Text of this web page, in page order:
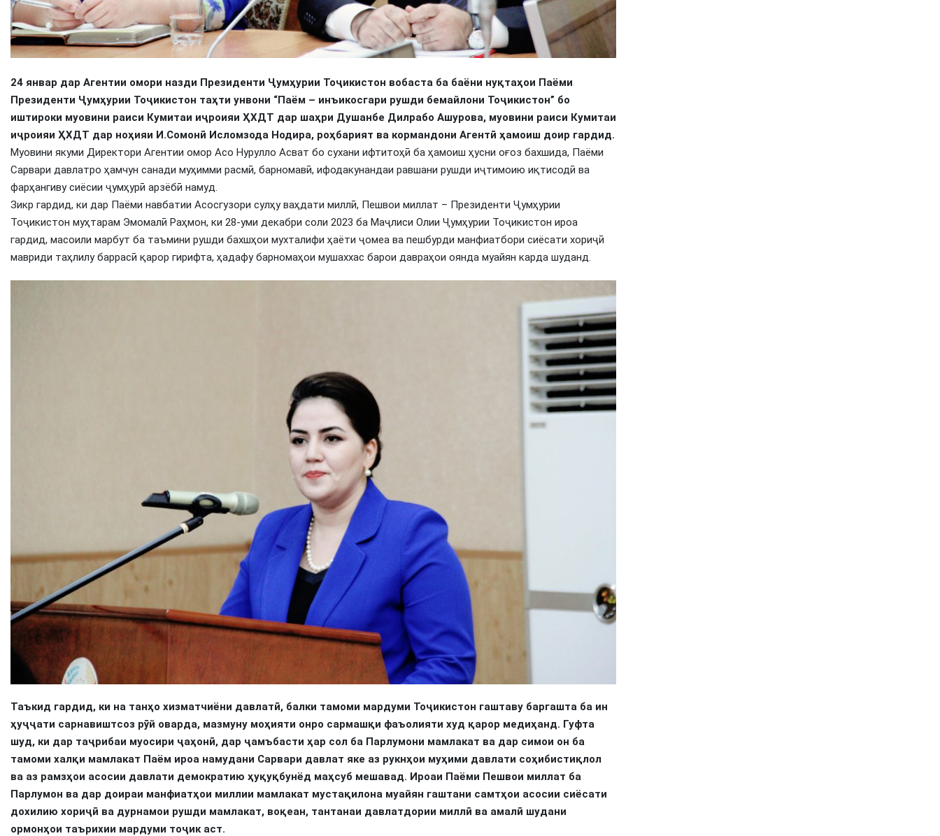
24 январ дар Агентии омори назди Президенти Ҷумҳурии Тоҷикистон вобаста ба баёни нуқтаҳои Паёми
Президенти Ҷумҳурии Тоҷикистон таҳти унвони “Паём – инъикосгари рушди бемайлони Тоҷикистон” бо
иштироки муовини раиси Кумитаи иҷроияи ҲХДТ дар шаҳри Душанбе Дилрабо Ашурова, муовини раиси Кумитаи
иҷроияи ҲХДТ дар ноҳияи И.Сомонӣ Исломзода Нодира, роҳбарият ва кормандони Агентӣ ҳамоиш доир гардид.
Муовини якуми Директори Агентии омор Асо Нурулло Асват бо сухани ифтитоҳӣ ба ҳамоиш ҳусни оғоз бахшида, Паёми
Сарвари давлатро ҳамчун санади муҳимми расмӣ, барномавӣ, ифодакунандаи равшани рушди иҷтимоию иқтисодӣ ва
фарҳангиву сиёсии ҷумҳурӣ арзёбӣ намуд.
Зикр гардид, ки дар Паёми навбатии Асосгузори сулҳу ваҳдати миллӣ, Пешвои миллат – Президенти Ҷумҳурии
Тоҷикистон муҳтарам Эмомалӣ Раҳмон, ки 28-уми декабри соли 2023 ба Маҷлиси Олии Ҷумҳурии Тоҷикистон ироа
гардид, масоили марбут ба таъмини рушди бахшҳои мухталифи ҳаёти ҷомеа ва пешбурди манфиатбори сиёсати хориҷӣ
мавриди таҳлилу баррасӣ қарор гирифта, ҳадафу барномаҳои мушаххас барои давраҳои оянда муайян карда шуданд.
Таъкид гардид, ки на танҳо хизматчиёни давлатӣ, балки тамоми мардуми Тоҷикистон гаштаву баргашта ба ин
ҳуҷҷати сарнавиштсоз рӯй оварда, мазмуну моҳияти онро сармашқи фаъолияти худ қарор медиҳанд. Гуфта
шуд, ки дар таҷрибаи муосири ҷаҳонӣ, дар ҷамъбасти ҳар сол ба Парлумони мамлакат ва дар симои он ба
тамоми халқи мамлакат Паём ироа намудани Сарвари давлат яке аз рукнҳои муҳими давлати соҳибистиқлол
ва аз рамзҳои асосии давлати демократию ҳуқуқбунёд маҳсуб мешавад. Ироаи Паёми Пешвои миллат ба
Парлумон ва дар доираи манфиатҳои миллии мамлакат мустақилона муайян гаштани самтҳои асосии сиёсати
дохилию хориҷӣ ва дурнамои рушди мамлакат, воқеан, тантанаи давлатдории миллӣ ва амалӣ шудани
ормонҳои таърихии мардуми тоҷик аст.